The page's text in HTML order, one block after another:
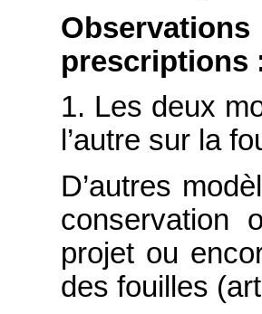
prescriptions
1. Les deux
l’autre sur la
D’autres
conservation
projet ou
des fouilles